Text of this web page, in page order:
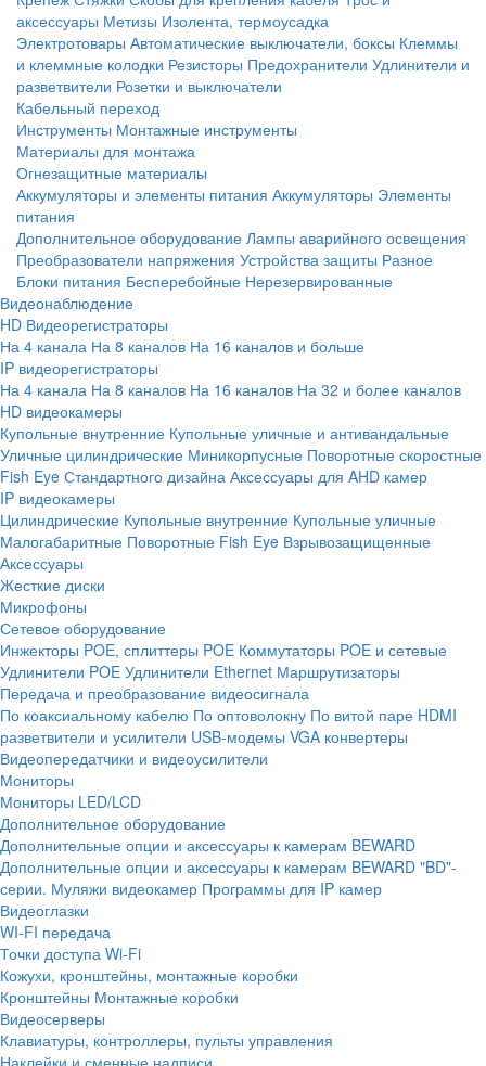
аксессуары Метизы Изолента, термоусадка
Электротовары Автоматические выключатели, боксы Клеммы
и клеммные колодки Резисторы Предохранители Удлинители и
разветвители Розетки и выключатели
Кабельный переход
Инструменты Монтажные инструменты
Материалы для монтажа
Огнезащитные материалы
Аккумуляторы и элементы питания Аккумуляторы Элементы
питания
Дополнительное оборудование Лампы аварийного освещения
Преобразователи напряжения Устройства защиты Разное
Блоки питания Бесперебойные Нерезервированные
Видеонаблюдение
HD Видеорегистраторы
На 4 канала На 8 каналов На 16 каналов и больше
IP видеорегистраторы
На 4 канала На 8 каналов На 16 каналов На 32 и более каналов
HD видеокамеры
Купольные внутренние Купольные уличные и антивандальные
Уличные цилиндрические Миникорпусные Поворотные скоростные
Fish Eye Стандартного дизайна Аксессуары для AHD камер
IP видеокамеры
Цилиндрические Купольные внутренние Купольные уличные
Малогабаритные Поворотные Fish Eye Взрывозащищенные
Аксессуары
Жесткие диски
Микрофоны
Сетевое оборудование
Инжекторы POE, сплиттеры POE Коммутаторы POE и сетевые
Удлинители POE Удлинители Ethernet Маршрутизаторы
Передача и преобразование видеосигнала
По коаксиальному кабелю По оптоволокну По витой паре HDMI
разветвители и усилители USB-модемы VGA конвертеры
Видеопередатчики и видеоусилители
Мониторы
Мониторы LED/LCD
Дополнительное оборудование
Дополнительные опции и аксессуары к камерам BEWARD
Дополнительные опции и аксессуары к камерам BEWARD "BD"-
серии. Муляжи видеокамер Программы для IP камер
Видеоглазки
WI-FI передача
Точки доступа Wi-Fi
Кожухи, кронштейны, монтажные коробки
Кронштейны Монтажные коробки
Видеосерверы
Клавиатуры, контроллеры, пульты управления